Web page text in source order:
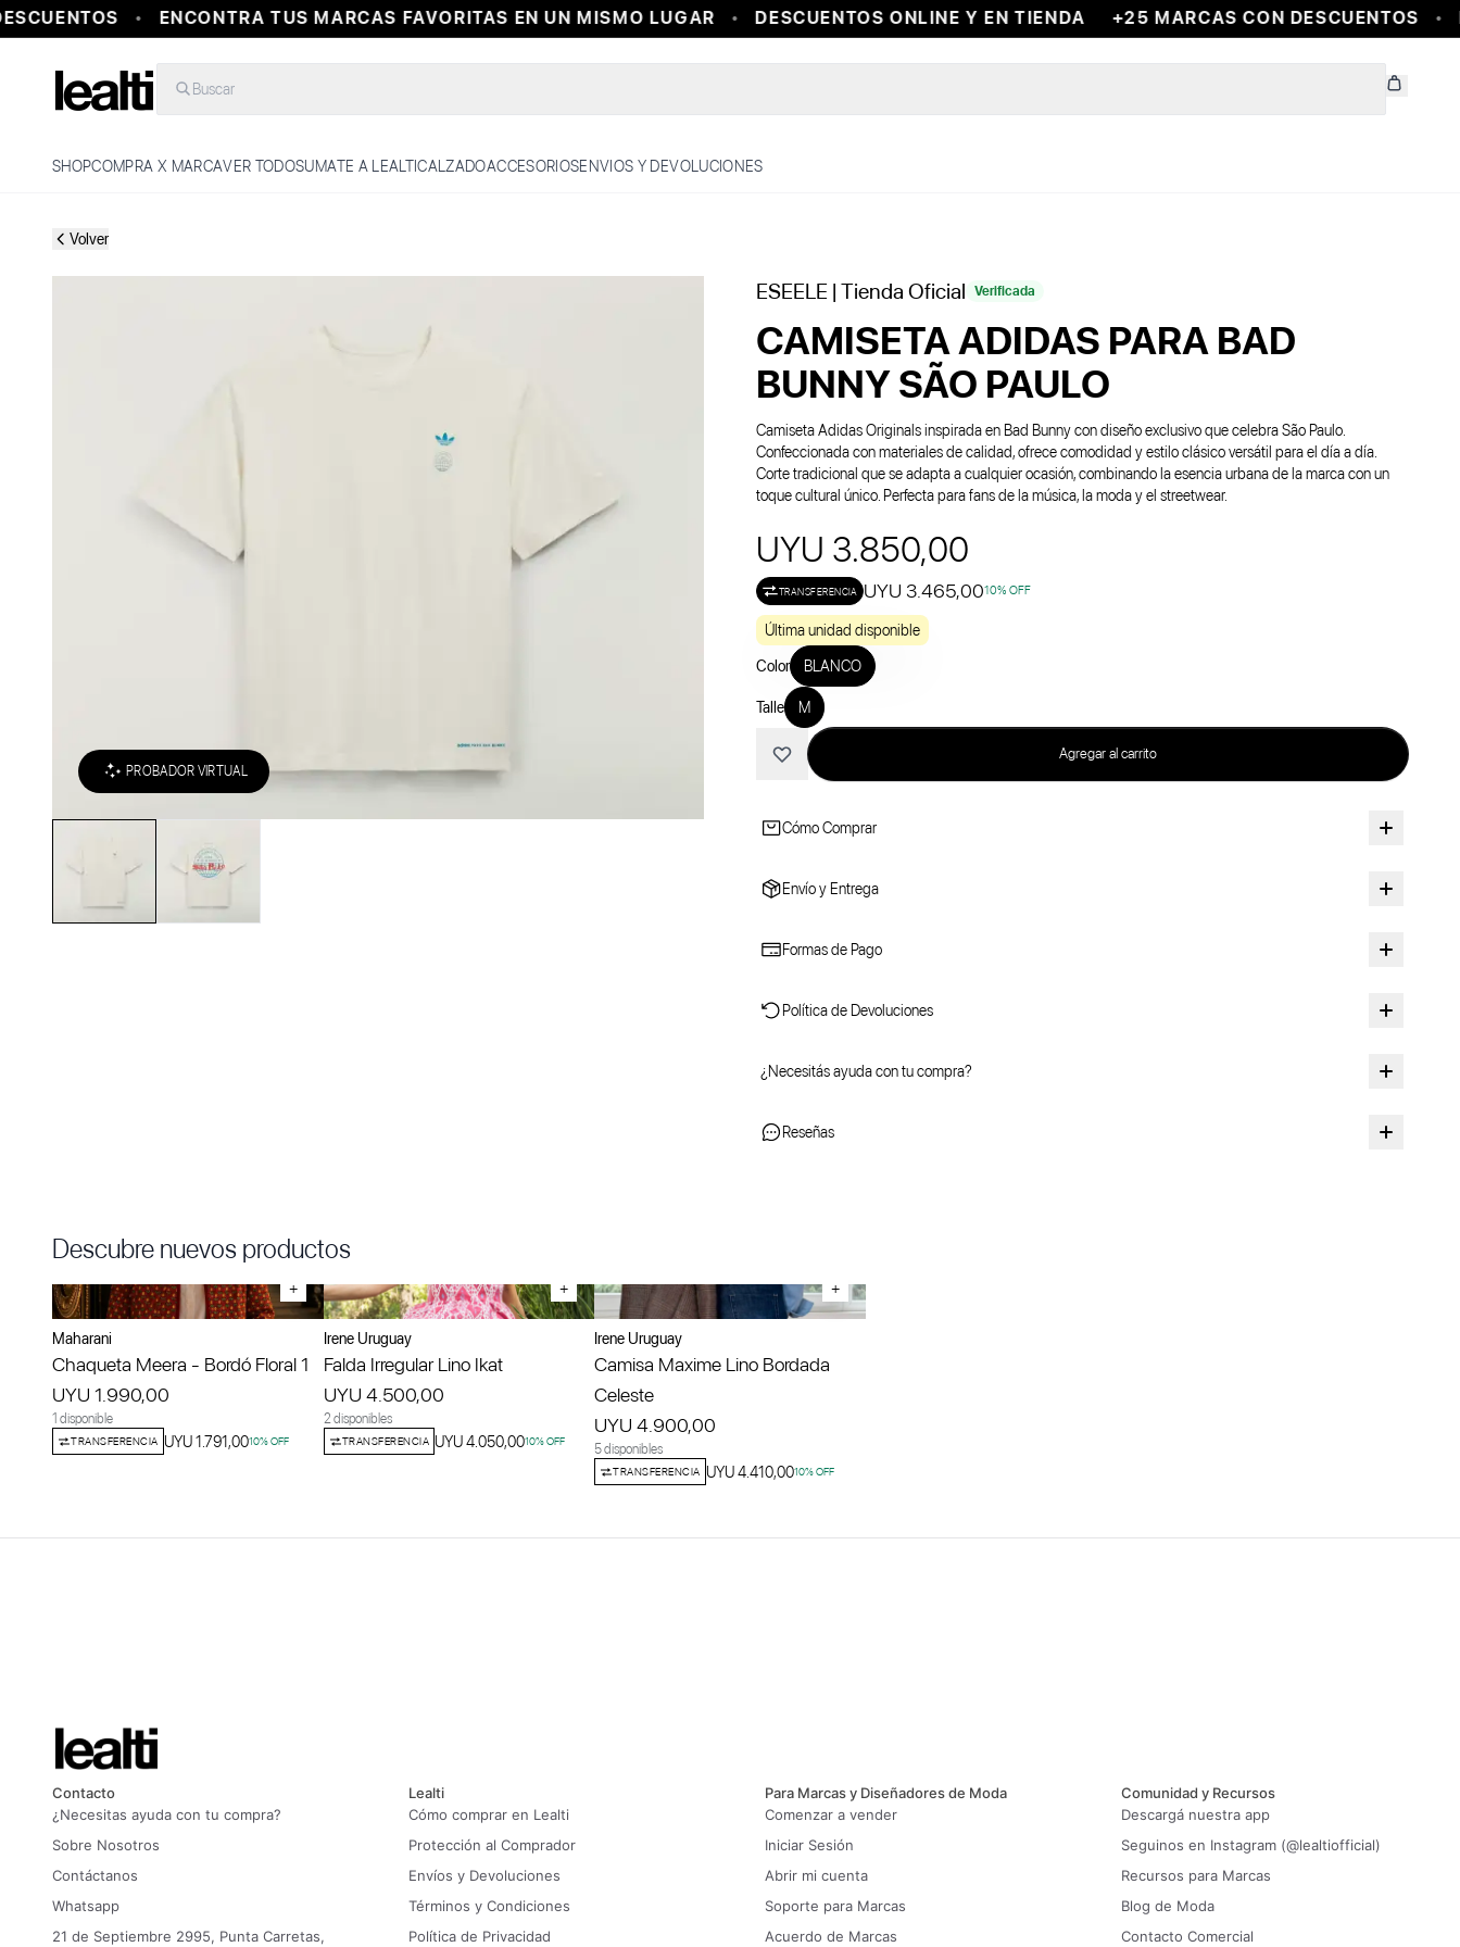
ENCONTRA TUS MARCAS FAVORITAS EN UN MISMO LUGAR DESCUENTOS ONLINE Y EN TIENDA +25 MARCAS CON DESCUENTOS
Buscar
SHOPCOMPRA X MARCAVER TODOSUMATE A LEALTICALZADOACCESORIOSENVIOS Y DEVOLUCIONES
Volver
PROBADOR VIRTUAL
ESEELE | Tienda Oficial Verificada
CAMISETA ADIDAS PARA BAD
BUNNY SÃO PAULO
Camiseta Adidas Originals inspirada en Bad Bunny con diseño exclusivo que celebra São Paulo.
Confeccionada con materiales de calidad, ofrece comodidad y estilo clásico versátil para el día a día.
Corte tradicional que se adapta a cualquier ocasión, combinando la esencia urbana de la marca con un
toque cultural único. Perfecta para fans de la música, la moda y el streetwear.
UYU 3.850,00
TRANSFERENCIA UYU 3.465,0010% OFF
Última unidad disponible
Color BLANCO
Talle M
Agregar al carrito
Cómo Comprar
Envío y Entrega
Formas de Pago
Política de Devoluciones
¿Necesitás ayuda con tu compra?
Reseñas
Descubre nuevos productos
+
Maharani
Chaqueta Meera - Bordó Floral 1
UYU 1.990,00
1 disponible
TRANSFERENCIA UYU 1.791,0010% OFF
+
Irene Uruguay
Falda Irregular Lino Ikat
UYU 4.500,00
2 disponibles
TRANSFERENCIA UYU 4.050,0010% OFF
+
Irene Uruguay
Camisa Maxime Lino Bordada
Celeste
UYU 4.900,00
5 disponibles
TRANSFERENCIA UYU 4.410,0010% OFF
Contacto
¿Necesitas ayuda con tu compra?
Sobre Nosotros
Contáctanos
Whatsapp
21 de Septiembre 2995, Punta Carretas,
Lealti
Cómo comprar en Lealti
Protección al Comprador
Envíos y Devoluciones
Términos y Condiciones
Política de Privacidad
Para Marcas y Diseñadores de Moda
Comenzar a vender
Iniciar Sesión
Abrir mi cuenta
Soporte para Marcas
Acuerdo de Marcas
Comunidad y Recursos
Descargá nuestra app
Seguinos en Instagram (@lealtiofficial)
Recursos para Marcas
Blog de Moda
Contacto Comercial